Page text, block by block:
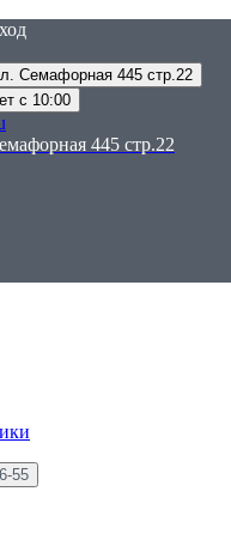
Семафорная 445 стр.22
с 10:00
445 стр.22
55